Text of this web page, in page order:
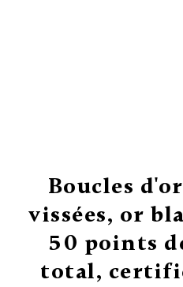
Boucles
vissées, or
50 points
total,